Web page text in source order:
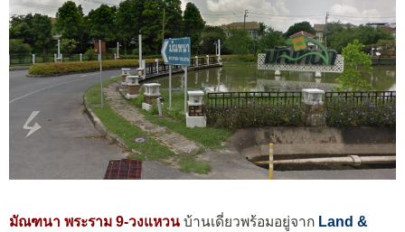
มัณฑนา พระราม 9-วงแหวน บ้านเดี่ยวพร้อมอยู่จาก Land &